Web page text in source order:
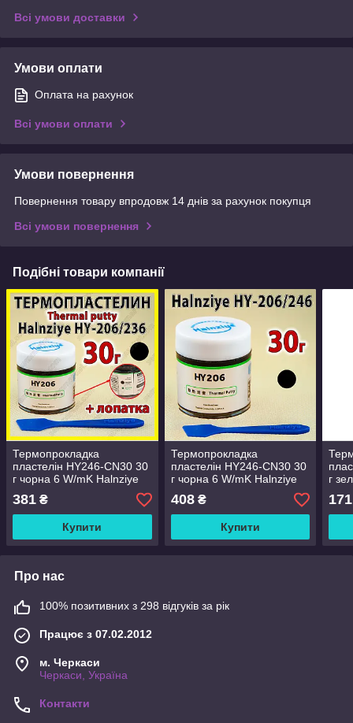
Всі умови доставки
Умови оплати
Оплата на рахунок
Всі умови оплати
Умови повернення
Повернення товару впродовж 14 днів за рахунок покупця
Всі умови повернення
Подібні товари компанії
Термопрокладка
пластелін HY246-CN30 30
г чорна 6 W/mK Halnziye
термоінтерфейс
термопластелін
терможвачка
381 ₴
Купити
Термопрокладка
пластелін HY246-CN30 30
г чорна 6 W/mK Halnziye
термоінтерфейс
термопластелін
терможвачка
408₴
Купити
г
171
Про нас
100% позитивних з 298 відгуків за рік
Працює з 07.02.2012
м. Черкаси
Черкаси, Україна
Контакти